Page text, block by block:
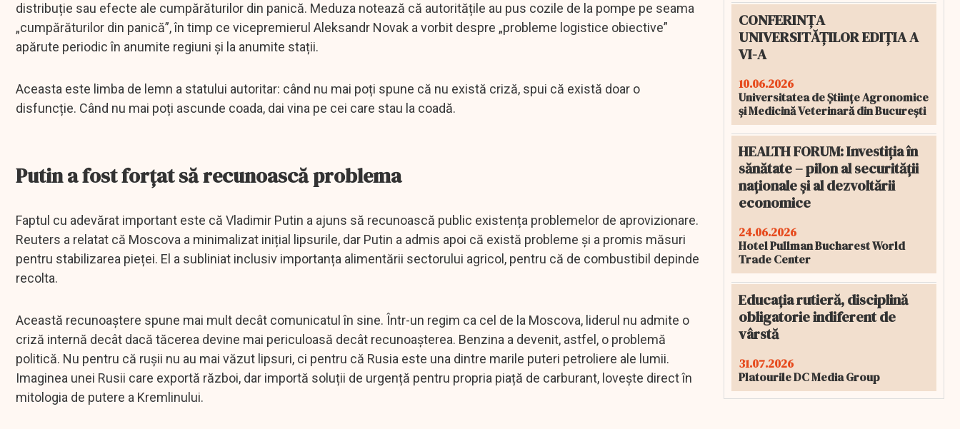
distribuție sau efecte ale cumpărăturilor din panică. Meduza notează că autoritățile au pus cozile de la pompe pe seama
„cumpărăturilor din panică”, în timp ce vicepremierul Aleksandr Novak a vorbit despre „probleme logistice obiective”
apărute periodic în anumite regiuni și la anumite stații.
Aceasta este limba de lemn a statului autoritar: când nu mai poți spune că nu există criză, spui că există doar o
disfuncție. Când nu mai poți ascunde coada, dai vina pe cei care stau la coadă.
Putin a fost forțat să recunoască problema
Faptul cu adevărat important este că Vladimir Putin a ajuns să recunoască public existența problemelor de aprovizionare.
Reuters a relatat că Moscova a minimalizat inițial lipsurile, dar Putin a admis apoi că există probleme și a promis măsuri
pentru stabilizarea pieței. El a subliniat inclusiv importanța alimentării sectorului agricol, pentru că de combustibil depinde
recolta.
Această recunoaștere spune mai mult decât comunicatul în sine. Într-un regim ca cel de la Moscova, liderul nu admite o
criză internă decât dacă tăcerea devine mai periculoasă decât recunoașterea. Benzina a devenit, astfel, o problemă
politică. Nu pentru că rușii nu au mai văzut lipsuri, ci pentru că Rusia este una dintre marile puteri petroliere ale lumii.
Imaginea unei Rusii care exportă război, dar importă soluții de urgență pentru propria piață de carburant, lovește direct în
mitologia de putere a Kremlinului.
CONFERINȚA
UNIVERSITĂȚILOR EDIȚIA A
VI-A
10.06.2026
Universitatea de Științe Agronomice
și Medicină Veterinară din București
HEALTH FORUM: Investiția în
sănătate – pilon al securității
naționale și al dezvoltării
economice
24.06.2026
Hotel Pullman Bucharest World
Trade Center
Educația rutieră, disciplină
obligatorie indiferent de
vârstă
31.07.2026
Platourile DC Media Group